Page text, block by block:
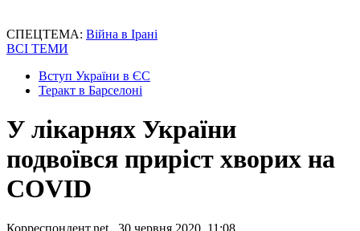
СПЕЦТЕМА: Війна в Ірані
ВСІ ТЕМИ
Вступ України в ЄС
Теракт в Барселоні
У лікарнях України
подвоївся приріст хворих на
COVID
Корреспондент.net, 30 червня 2020, 11:08